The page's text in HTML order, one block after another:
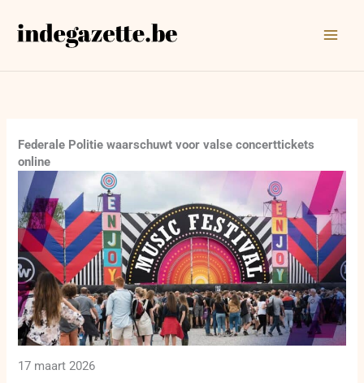
naar
Federale Politie waarschuwt voor valse concerttickets
online
17 maart 2026